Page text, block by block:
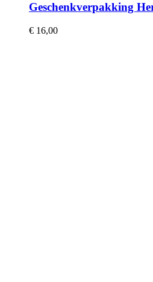
Geschenkverpakking
€ 16,00